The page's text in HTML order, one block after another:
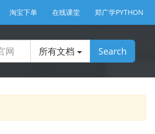
淘宝下单 在线课堂 郑广学PYTHON
所有文档 Search